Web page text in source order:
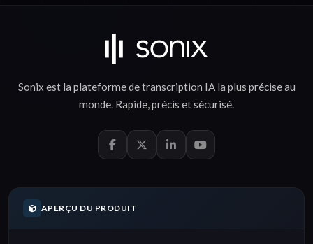
Sonix est la plateforme detranscription IAla plus précise au
monde. Rapide,précis etsécurisé.
APERÇU DU PRODUIT